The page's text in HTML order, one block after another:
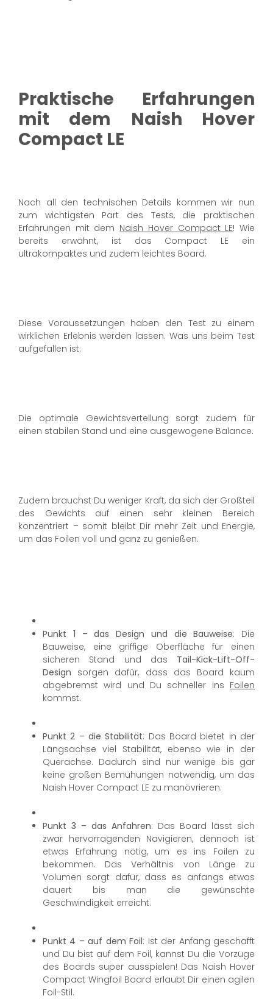
Praktische Erfahrungen
mit dem Naish Hover
Compact LE
Nach all den technischen Details kommen wir nun
zum wichtigsten Part des Tests, die praktischen
Erfahrungen mit dem Naish Hover Compact LE! Wie
bereits erwähnt, ist das Compact LE ein
ultrakompaktes und zudem leichtes Board.
Diese Voraussetzungen haben den Test zu einem
wirklichen Erlebnis werden lassen. Was uns beim Test
aufgefallen ist:
Die optimale Gewichtsverteilung sorgt zudem für
einen stabilen Stand und eine ausgewogene Balance.
Zudem brauchst Du weniger Kraft, da sich der Großteil
des Gewichts auf einen sehr kleinen Bereich
konzentriert – somit bleibt Dir mehr Zeit und Energie,
um das Foilen voll und ganz zu genießen.
Punkt 1 – das Design und die Bauweise: Die
Bauweise, eine griffige Oberfläche für einen
sicheren Stand und das Tail-Kick-Lift-Off-
Design sorgen dafür, dass das Board kaum
abgebremst wird und Du schneller ins Foilen
kommst.
Punkt 2 – die Stabilität: Das Board bietet in der
Längsachse viel Stabilität, ebenso wie in der
Querachse. Dadurch sind nur wenige bis gar
keine großen Bemühungen notwendig, um das
Naish Hover Compact LE zu manövrieren.
Punkt 3 – das Anfahren: Das Board lässt sich
zwar hervorragenden Navigieren, dennoch ist
etwas Erfahrung nötig, um es ins Foilen zu
bekommen. Das Verhältnis von Länge zu
Volumen sorgt dafür, dass es anfangs etwas
dauert bis man die gewünschte
Geschwindigkeit erreicht.
Punkt 4 – auf dem Foil: Ist der Anfang geschafft
und Du bist auf dem Foil, kannst Du die Vorzüge
des Boards super ausspielen! Das Naish Hover
Compact Wingfoil Board erlaubt Dir einen agilen
Foil-Stil.